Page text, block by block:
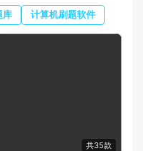
库 计算机刷题软件
共35款